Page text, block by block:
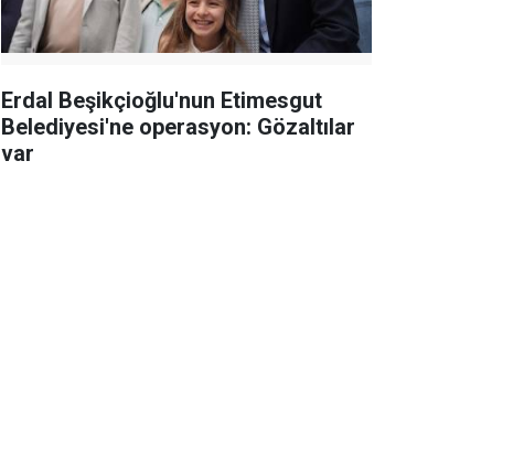
Erdal Beşikçioğlu'nun Etimesgut
Belediyesi'ne operasyon: Gözaltılar
var